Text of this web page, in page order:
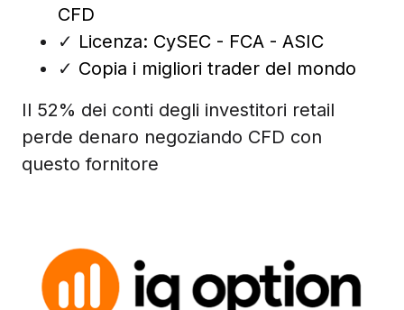
CFD
✓ Licenza: CySEC - FCA - ASIC
✓ Copia i migliori trader del mondo
Il 52% dei conti degli investitori retail
perde denaro negoziando CFD con
questo fornitore